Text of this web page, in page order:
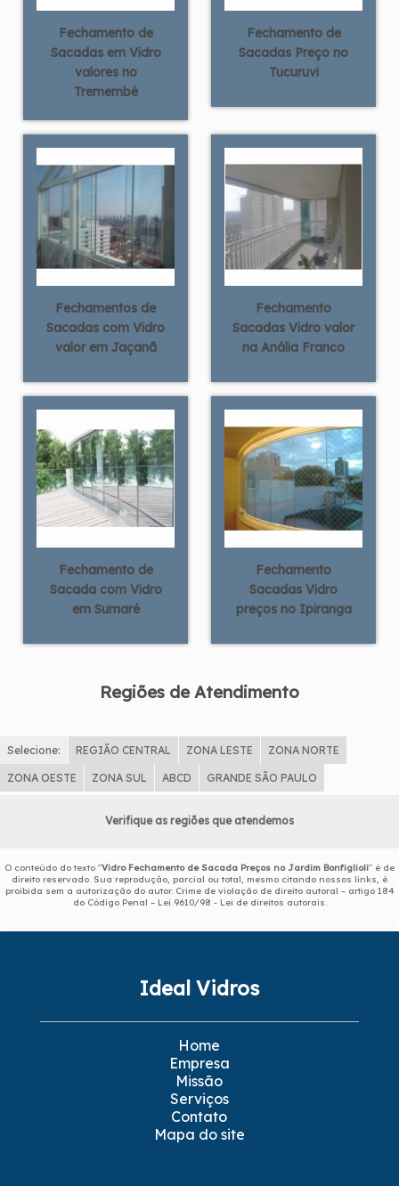
Fechamento de
Sacadas em Vidro
valores no
Tremembé
Fechamento de
Sacadas Preço no
Tucuruvi
Fechamentos de
Sacadas com Vidro
valor em Jaçanã
Fechamento
Sacadas Vidro valor
na Anália Franco
Fechamento de
Sacada com Vidro
em Sumaré
Fechamento
Sacadas Vidro
preços no Ipiranga
Regiões de Atendimento
Selecione: REGIÃO CENTRAL ZONA LESTE ZONA NORTE
ZONA OESTE ZONA SUL ABCD GRANDE SÃO PAULO
Verifique as regiões que atendemos
O conteúdo do texto "Vidro Fechamento de Sacada Preços no Jardim Bonfiglioli" é de
direito reservado. Sua reprodução, parcial ou total, mesmo citando nossos links, é
proibida sem a autorização do autor. Crime de violação de direito autoral – artigo 184
do Código Penal – Lei 9610/98 - Lei de direitos autorais
Ideal Vidros
Home
Empresa
Missão
Serviços
Contato
Mapa do site